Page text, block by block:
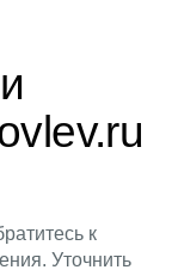
к
Уточнить